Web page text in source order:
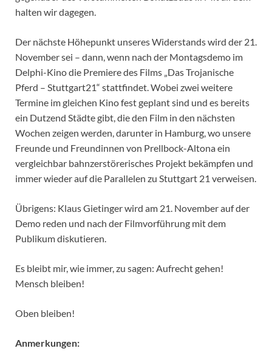
halten wir dagegen.
Der nächste Höhepunkt unseres Widerstands wird der 21.
November sei – dann, wenn nach der Montagsdemo im
Delphi-Kino die Premiere des Films „Das Trojanische
Pferd – Stuttgart21“ stattfindet. Wobei zwei weitere
Termine im gleichen Kino fest geplant sind und es bereits
ein Dutzend Städte gibt, die den Film in den nächsten
Wochen zeigen werden, darunter in Hamburg, wo unsere
Freunde und Freundinnen von Prellbock-Altona ein
vergleichbar bahnzerstörerisches Projekt bekämpfen und
immer wieder auf die Parallelen zu Stuttgart 21 verweisen.
Übrigens: Klaus Gietinger wird am 21. November auf der
Demo reden und nach der Filmvorführung mit dem
Publikum diskutieren.
Es bleibt mir, wie immer, zu sagen: Aufrecht gehen!
Mensch bleiben!
Oben bleiben!
Anmerkungen: